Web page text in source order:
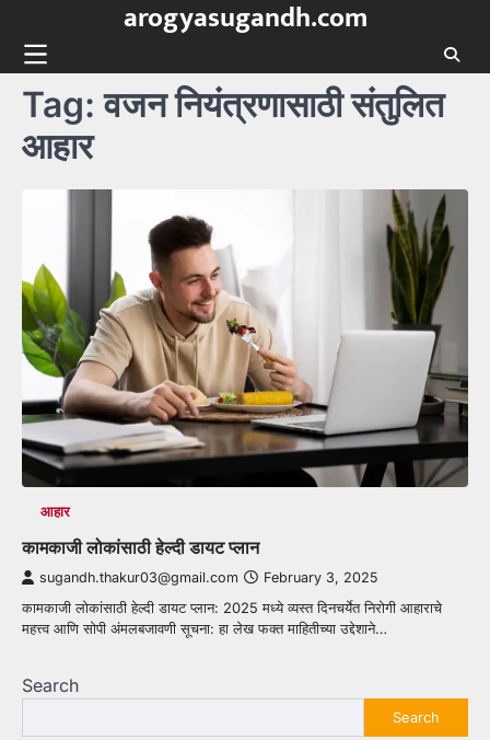
content
arogyasugandh.com
Tag:वजन नियंत्रणासाठी संतुलित
आहार
आहार
कामकाजी लोकांसाठी हेल्दी डायट प्लान
sugandh.thakur03@gmail.com February 3, 2025
कामकाजी लोकांसाठी हेल्दी डायट प्लान: 2025 मध्ये व्यस्त दिनचर्येत निरोगी आहाराचे
महत्त्व आणि सोपी अंमलबजावणी सूचना: हा लेख फक्त माहितीच्या उद्देशाने…
Search
Search